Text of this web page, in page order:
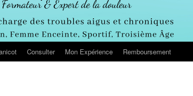
Consulter Mon Expérience Remboursement